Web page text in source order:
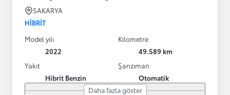
SAKARYA
HIBRIT
Model yılı
2022
Kilometre
49.589 km
Yakıt
Hibrit Benzin
Şanzıman
Otomatik
Daha fazla göster